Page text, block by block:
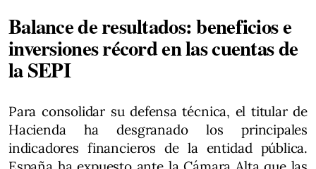
Balance de resultados: beneficios e
inversiones récord en las cuentas de
la SEPI
Para consolidar su defensa técnica, el titular de
Hacienda ha desgranado los principales
indicadores financieros de la entidad pública.